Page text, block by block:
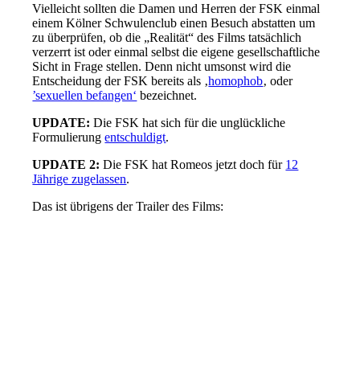
Vielleicht sollten die Damen und Herren der FSK einmal
einem Kölner Schwulenclub einen Besuch abstatten um
zu überprüfen, ob die „Realität“ des Films tatsächlich
verzerrt ist oder einmal selbst die eigene gesellschaftliche
Sicht in Frage stellen. Denn nicht umsonst wird die
Entscheidung der FSK bereits als ‚homophob‚ oder
’sexuellen befangen‘ bezeichnet.
UPDATE: Die FSK hat sich für die unglückliche
Formulierungentschuldigt.
UPDATE 2: Die FSK hat Romeos jetzt doch für 12
Jährige zugelassen.
Das ist übrigens der Trailer des Films: